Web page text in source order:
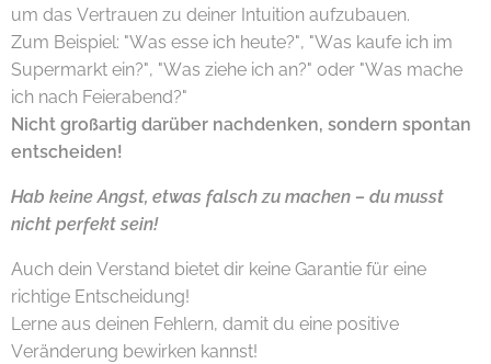
um das Vertrauen zu deiner Intuition aufzubauen.
Zum Beispiel: "Was esse ich heute?", "Was kaufe ich im
Supermarkt ein?", "Was ziehe ich an?" oder "Was mache
ich nach Feierabend?"
Nicht großartig darüber nachdenken, sondern spontan
entscheiden!
Hab keine Angst, etwas falsch zu machen – du musst
nicht perfekt sein!
Auch dein Verstand bietet dir keine Garantie für eine
richtige Entscheidung!
Lerne aus deinen Fehlern, damit du eine positive
Veränderung bewirken kannst!